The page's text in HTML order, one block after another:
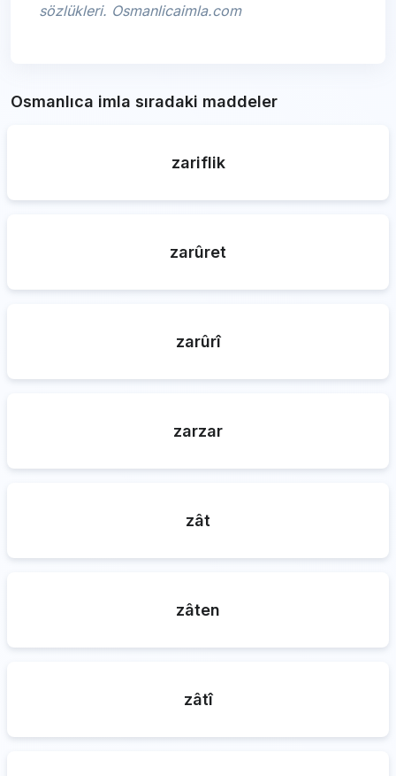
sözlükleri. Osmanlicaimla.com
Osmanlıca imla sıradaki maddeler
zariflik
zarûret
zarûrî
zarzar
zât
zâten
zâtî